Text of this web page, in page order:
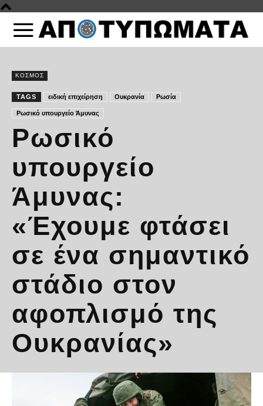
ΚΟΣΜΟΣ
TAGS ειδική επιχείρηση Ουκρανία Ρωσία
Ρωσικό υπουργείο Άμυνας
Ρωσικό
υπουργείο
Άμυνας:
«Έχουμε φτάσει
σε ένα σημαντικό
στάδιο στον
αφοπλισμό της
Ουκρανίας»